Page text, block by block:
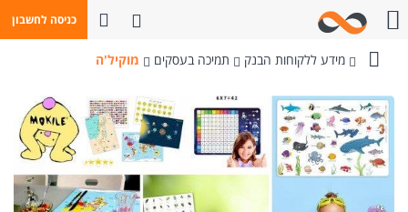
כניסה לחשבון
פתח חיפושחייגו אלינו
מזרחי-טפחות
מידע ללקוחות הבנק תמיכה בעסקים מוקיל'ה